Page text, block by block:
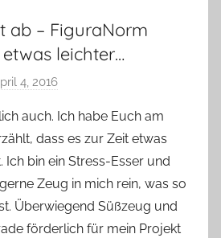
ab – FiguraNorm
leichter…
4, 2016
n
Y
v
o
n
n
auch. Ich habe Euch am
dass es zur Zeit etwas
Ich bin ein Stress-Esser und
Zeug in mich rein, was so
Überwiegend Süßzeug und
förderlich für mein Projekt